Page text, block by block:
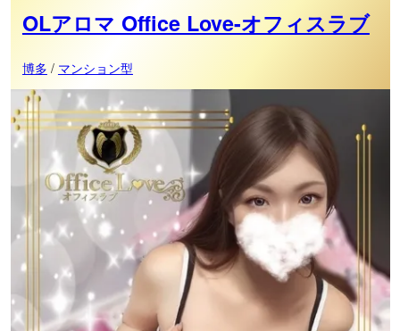
OLアロマ Office Love-オフィスラブ
博多 / マンション型